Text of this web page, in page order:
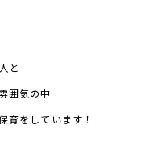
と
囲気の中
をしています！